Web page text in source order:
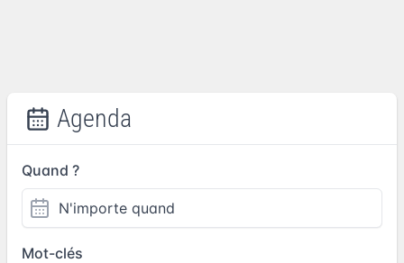
Agenda
Quand ?
Mot-clés